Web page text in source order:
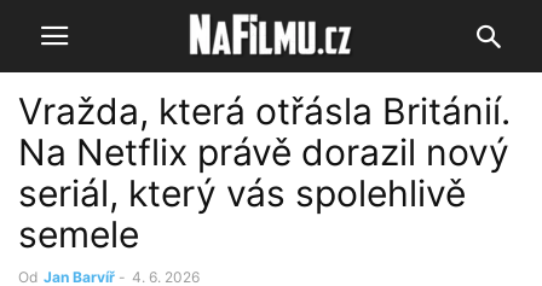
Vražda, která otřásla Británií.
Na Netflix právě dorazil nový
seriál, který vás spolehlivě
semele
Od Jan Barvíř - 4. 6. 2026